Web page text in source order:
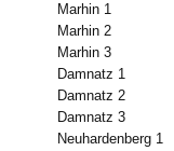
Marhin 1
Marhin 2
Marhin 3
Damnatz 1
Damnatz 2
Damnatz 3
Neuhardenberg 1